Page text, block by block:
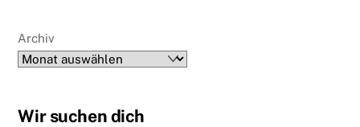
Archiv
Wir suchen dich